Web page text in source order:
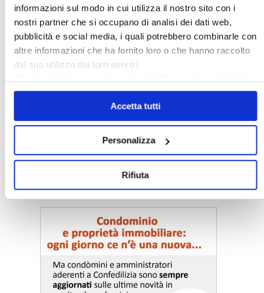
informazioni sul modo in cui utilizza il nostro sito con i
nostri partner che si occupano di analisi dei dati web,
pubblicità e social media, i quali potrebbero combinarle con
altre informazioni che ha fornito loro o che hanno raccolto
dal suo utilizzo dei loro servizi.
solo i cookie necessari.
Accetta tutti
Personalizza
Rifiuta
〉 Notizie e Banche dati